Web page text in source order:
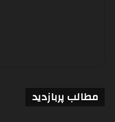
مطالب پربازدید